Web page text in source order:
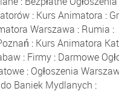
: Kurs Animatora :
Warszawa : Rumia :
: Kurs Animatora
: Firmy : Darmowe
: Ogłoszenia
do Baniek Mydlanych :